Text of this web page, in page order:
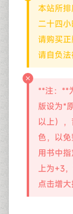
本站所
二十四
请购买正
请自负法
**注：**
版设为*
以上）
色，以
用书中
上为+3
点击增大